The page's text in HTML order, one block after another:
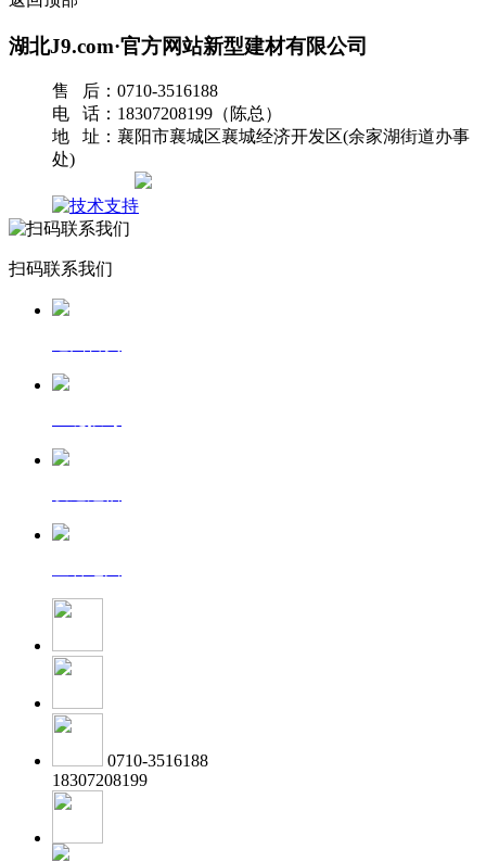
湖北J9.com·官方网站新型建材有限公司
售 后：0710-3516188
电 话：18307208199（陈总）
地 址：襄阳市襄城区襄城经济开发区(余家湖街道办事
处)
扫码联系我们
0710-3516188
18307208199